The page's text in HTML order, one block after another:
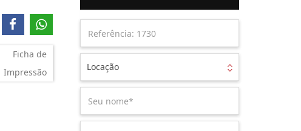
Ficha de
Impressão
Locação